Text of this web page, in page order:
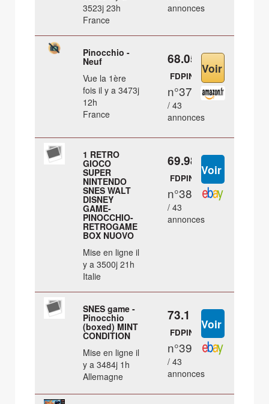
3523j 23h
France
annonces
Pinocchio -
Neuf
Vue la 1ère
fois il y a 3473j
12h
France
68.05 €
FDPIN
n°37
/ 43
annonces
1 RETRO
GIOCO
SUPER
NINTENDO
SNES WALT
DISNEY
GAME-
PINOCCHIO-
RETROGAME
BOX NUOVO
Mise en ligne il
y a 3500j 21h
Italie
69.98 €
FDPIN
n°38
/ 43
annonces
SNES game -
Pinocchio
(boxed) MINT
CONDITION
Mise en ligne il
y a 3484j 1h
Allemagne
73.1 €
FDPIN
n°39
/ 43
annonces